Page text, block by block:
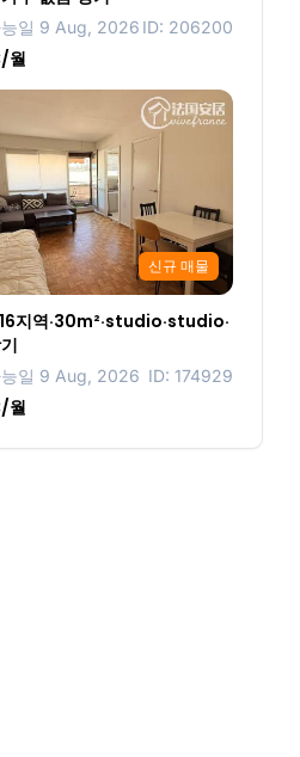
능일 9 Aug, 2026 ID: 206200
월
신규 매물
지역·30m²·studio·studio·
능일 9 Aug, 2026 ID: 174929
월